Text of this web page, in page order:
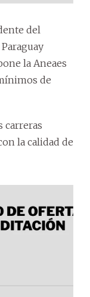
del
la Aneaes
de
carreras
la calidad de